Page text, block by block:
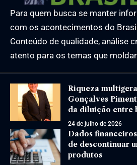
Para quem busca se manter
com os acontecimentos do
Conteúdo de qualidade, análise
atento para os temas que
Riqueza
Gonçalves
da diluição entre
24 de julho de 2026
Dados
de descontinuar
produtos